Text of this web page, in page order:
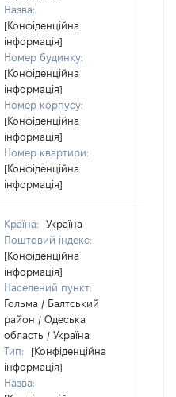
Назва:
[Конфіденційна
інформація]
Номер будинку:
[Конфіденційна
інформація]
Номер корпусу:
[Конфіденційна
інформація]
Номер квартири:
[Конфіденційна
інформація]
Країна:
Україна
Поштовий індекс:
[Конфіденційна
інформація]
Населений пункт:
Гольма / Балтський
район / Одеська
область / Україна
Тип:
[Конфіденційна
інформація]
Назва: